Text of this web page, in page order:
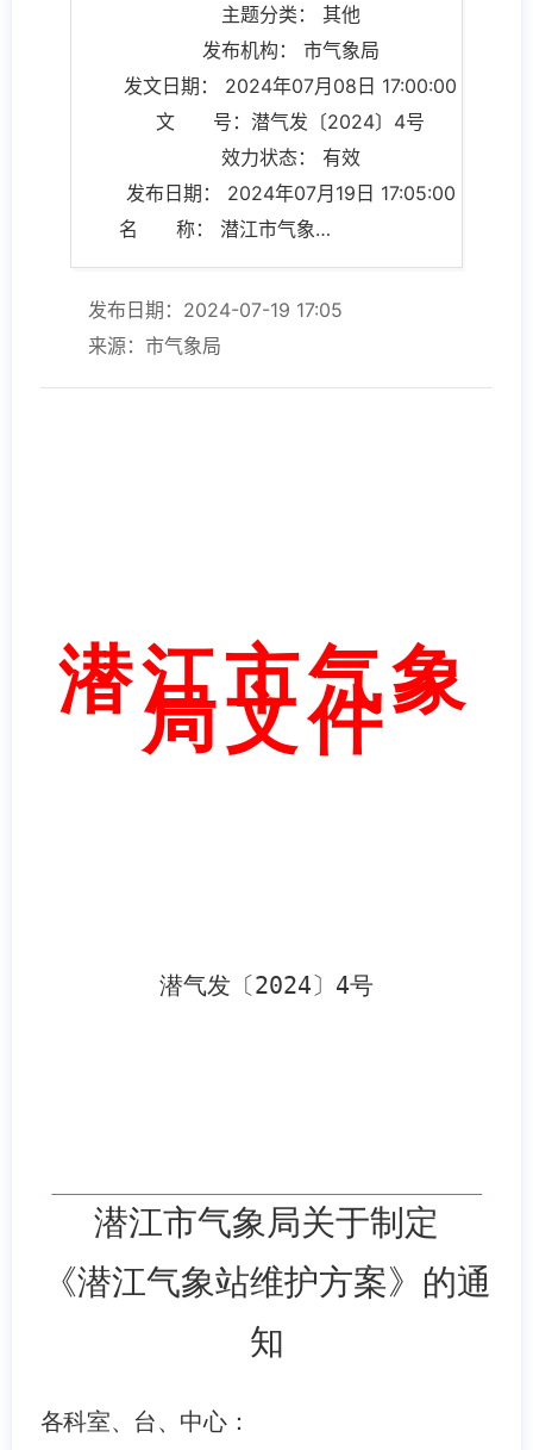
主题分类： 其他
发布机构： 市气象局
发文日期： 2024年07月08日 17:00:00
文 号：潜气发〔2024〕4号
效力状态： 有效
发布日期： 2024年07月19日 17:05:00
名 称： 潜江市气象局关于制定《潜江气象站维护方案》的通知
发布日期：2024-07-19 17:05
来源：市气象局
潜江市气象
局文件
潜气发〔 2024 〕 4号
潜江市气象局关于制定
《潜江气象站维护方案》的通
知
各科室、台、中心：